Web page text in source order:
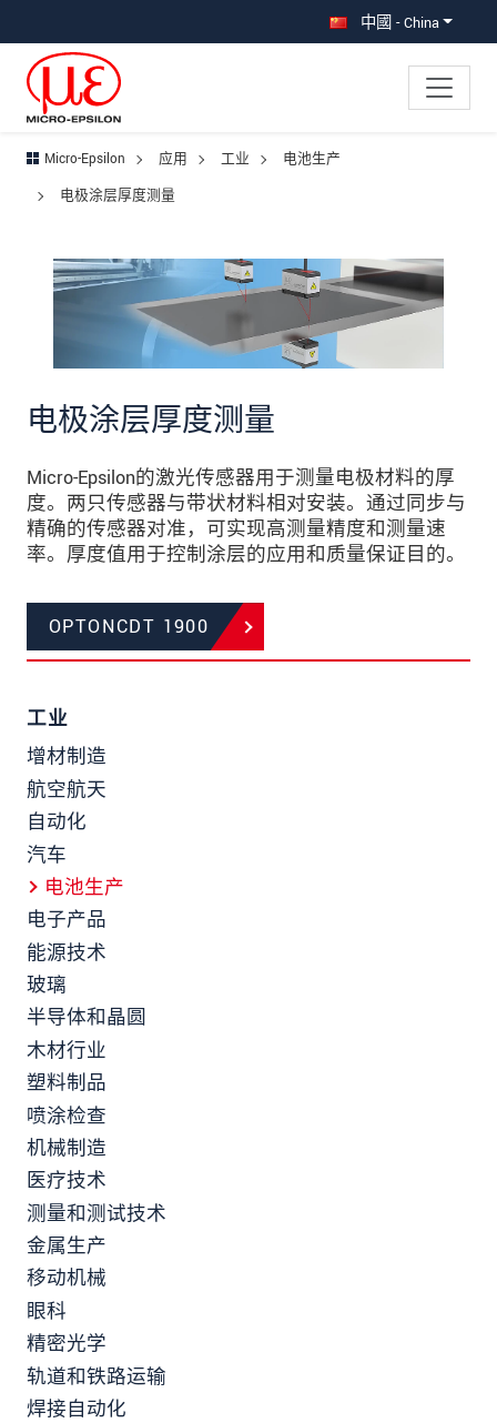
中國 - China
Micro-Epsilon 应用 工业
电池生产
电极涂层厚度测量
电极涂层厚度测量
Micro-Epsilon的激光传感器用于测量电极材料的厚
度。两只传感器与带状材料相对安装。通过同步与
精确的传感器对准，可实现高测量精度和测量速
率。厚度值用于控制涂层的应用和质量保证目的。
OPTONCDT 1900
工业
增材制造
航空航天
自动化
汽车
电池生产
电子产品
能源技术
玻璃
半导体和晶圆
木材行业
塑料制品
喷涂检查
机械制造
医疗技术
测量和测试技术
金属生产
移动机械
眼科
精密光学
轨道和铁路运输
焊接自动化